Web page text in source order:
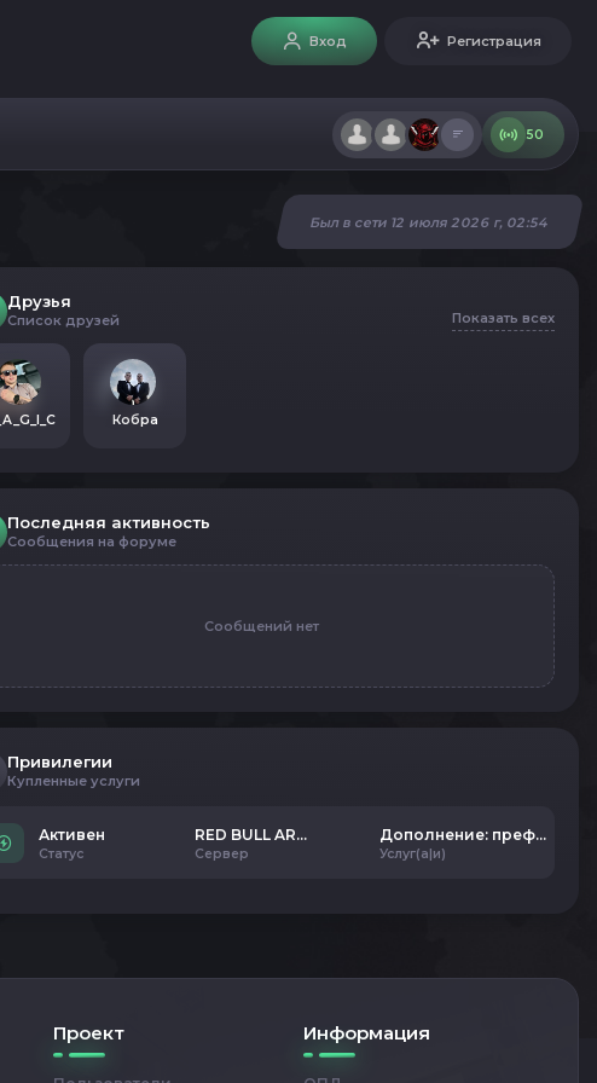
Вход Регистрация
50
Был в сети 12 июля 2026 г, 02:54
Друзья
Список друзей Показать всех
Кобра
Последняя активность
Сообщения на форуме
Сообщений нет
Привилегии
Купленные услуги
Активен
Статус
RED BULL ARENA
Сервер
Дополнение: префикс
Услуг(а|и)
Проект Информация